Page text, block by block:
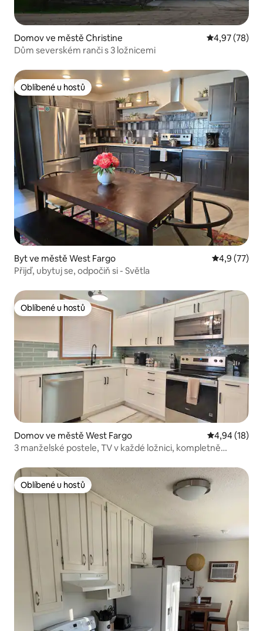
Domov ve městě Christine Průměrné
4,97 (78)
Dům severském ranči s 3 ložnicemi
Oblíbené u hostů
Oblíbené u hostů
Byt ve městě West Fargo Průměrné
4,9 (77)
Přijď, ubytuj se, odpočiň si - Světla
Oblíbené u hostů
Oblíbené u hostů
Domov ve městě West Fargo Průměrné
4,94 (18)
3 manželské postele, TV v každé ložnici, kompletně
Oblíbené u hostů
Oblíbené u hostů